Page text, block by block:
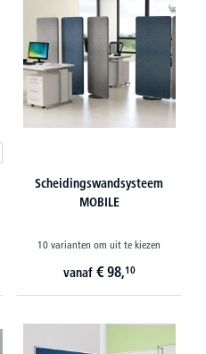
Scheidingswandsysteem
MOBILE
10 varianten om uit te kiezen
vanaf € 98,10